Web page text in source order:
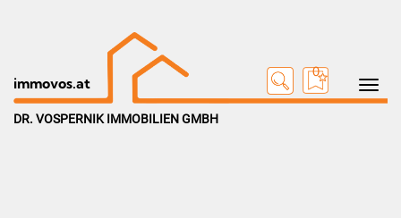
Toggle
immovos.at
0
DR. VOSPERNIK IMMOBILIEN GMBH